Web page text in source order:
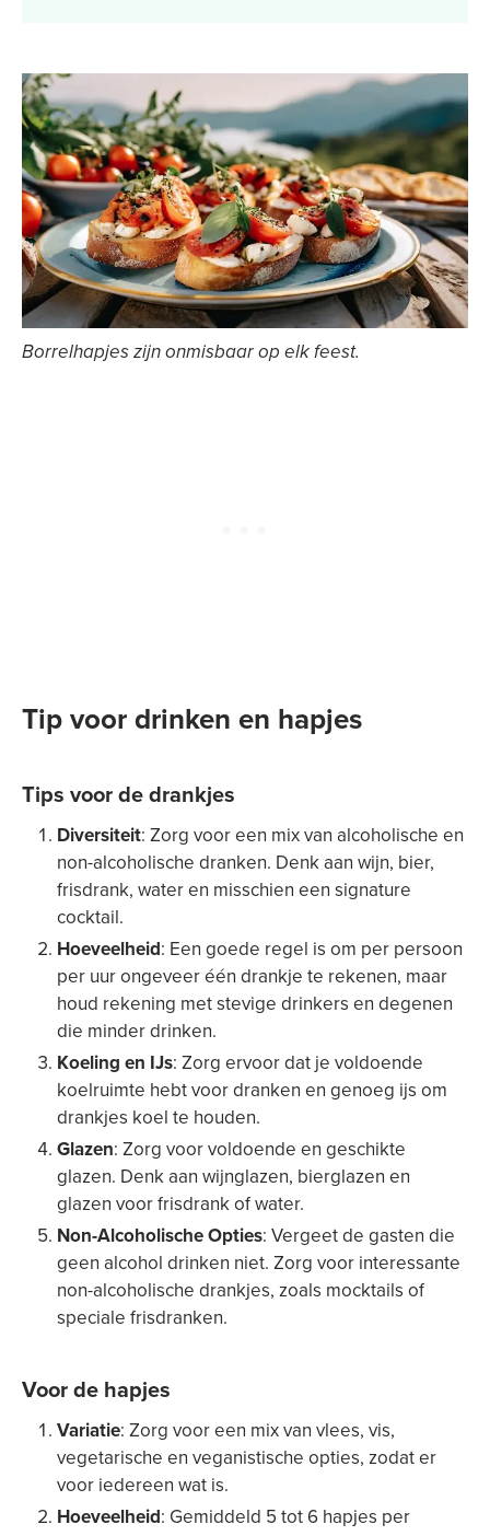
Borrelhapjes zijn onmisbaar op elk feest.
Tip voor drinken en hapjes
Tips voor de drankjes
Diversiteit: Zorg voor een mix van alcoholische en
non-alcoholische dranken. Denk aan wijn, bier,
frisdrank, water en misschien een signature
cocktail.
Hoeveelheid: Een goede regel is om per persoon
per uur ongeveer één drankje te rekenen, maar
houd rekening met stevige drinkers en degenen
die minder drinken.
Koeling en IJs: Zorg ervoor dat je voldoende
koelruimte hebt voor dranken en genoeg ijs om
drankjes koel te houden.
Glazen: Zorg voor voldoende en geschikte
glazen. Denk aan wijnglazen, bierglazen en
glazen voor frisdrank of water.
Non-Alcoholische Opties: Vergeet de gasten die
geen alcohol drinken niet. Zorg voor interessante
non-alcoholische drankjes, zoals mocktails of
speciale frisdranken.
Voor de hapjes
Variatie: Zorg voor een mix van vlees, vis,
vegetarische en veganistische opties, zodat er
voor iedereen wat is.
Hoeveelheid: Gemiddeld 5 tot 6 hapjes per